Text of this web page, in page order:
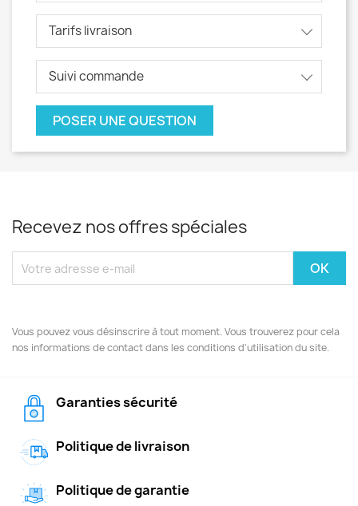
Tarifs livraison
Suivi commande
POSER UNE QUESTION
Recevez nos offres spéciales
Vous pouvez vous désinscrire à tout moment. Vous trouverez pour cela
nos informations de contact dans les conditions d'utilisation du site.
Garanties sécurité
Politique de livraison
Politique de garantie